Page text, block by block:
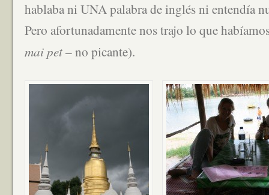
hablaba ni UNA palabra de inglés ni entendía
Pero afortunadamente nos trajo lo que
mai pet– no picante).